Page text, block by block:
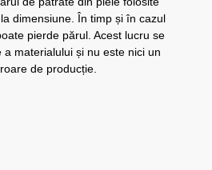
dimensiune. În timp și în cazul
pierde părul. Acest lucru se
materialului și nu este nici un
de producție.